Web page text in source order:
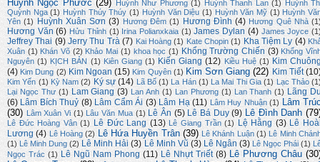
Huỳnh Ngọc Phước (29) Huỳnh Như Phương (1) Huỳnh Thanh Lan (1)
Huỳnh
Quỳnh Nga (1) Huỳnh Thúy Thúy (1) Huỳnh Văn Diệu (1) Huỳnh Văn Mỹ (1) Huỳnh
Yên (1) Huỳnh Xuân Sơn (3) Hương Đêm (1) Hương Đình (4) Hương Quê Nhà
Hương Văn (6) Hửu Thỉnh (1) Irina Polianxkaia (1) James Dylan (4) James Joyce
Jeffrey Thai (9) Jerry Thu Trà (7) Kai Hoàng (1) Kate Chopin (1) Kha Tiệm Ly (4)
Xuân (1) Khán Võ (2) Khảo Mai (1) khoa học (1) Khổng Trường Chiến (3) Khổng
Nguyên (1) KỊCH BẢN (1) Kiên Giang (1) Kiến Giang (12) Kiều Huệ (1) Kim
(4) Kim Dung (2) Kim Ngoan (15) Kim Quyên (1) Kim Sơn Giang (22) Kim Tiết
Kim Yến (1) Kỳ Nam (2) Ký sự (14) Lã Bố (1) La Hán (1) La Mai Thi Gia (1) Lạc Thảo
Lại Ngọc Thư (1) Lam Giang (3) Lan Anh (1) Lan Phương (1) Lan Thanh (1) Lãng
(6) Lâm Bích Thuỷ (8) Lâm Cẩm Ái (3) Lâm Hạ (11) Lâm Huy Nhuận (1) Lâm
(30) Lâm Xuân Vi (1) Lâu Văn Mua (1) Lê Ân (5) Lê Bá Duy (9) Lê Đình Danh
Lê Đức Hoàng Vân (1) Lê Đức Lang (13) Lê Giang Trần (1) Lệ Hằng (3) Lê
Lương (4) Lê Hoàng (2) Lê Hứa Huyền Trân (39) Lê Khánh Luận (1) Lê Minh
(1) Lê Minh Dung (2) Lê Minh Hải (3) Lê Minh Vũ (3) Lê Ngân (3) Lê Ngọc Phái (1)
Ngọc Trác (1) Lê Ngũ Nam Phong (11) Lê Nhựt Triết (8) Lê Phương Châu